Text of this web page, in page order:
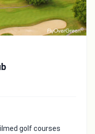
golf courses